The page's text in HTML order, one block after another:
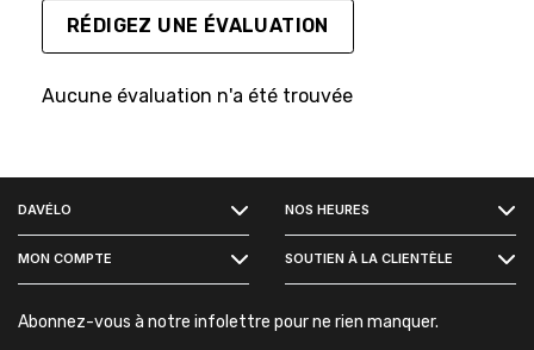
RÉDIGEZ UNE ÉVALUATION
Aucune évaluation n'a été trouvée
DAVÉLO NOS HEURES
MON COMPTE SOUTIEN À LA CLIENTÈLE
Abonnez-vous à notre infolettre pour ne rien manquer.